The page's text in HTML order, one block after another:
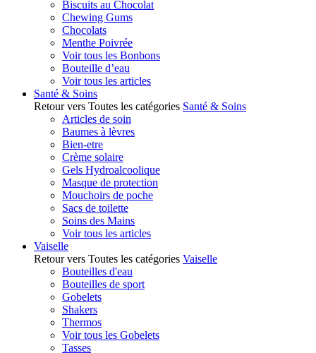
Biscuits au Chocolat
Chewing Gums
Chocolats
Menthe Poivrée
Voir tous les Bonbons
Bouteille d’eau
Voir tous les articles
Santé & Soins
Retour vers Toutes les catégories Santé & Soins
Articles de soin
Baumes à lèvres
Bien-etre
Crème solaire
Gels Hydroalcoolique
Masque de protection
Mouchoirs de poche
Sacs de toilette
Soins des Mains
Voir tous les articles
Vaiselle
Retour vers Toutes les catégories Vaiselle
Bouteilles d'eau
Bouteilles de sport
Gobelets
Shakers
Thermos
Voir tous les Gobelets
Tasses